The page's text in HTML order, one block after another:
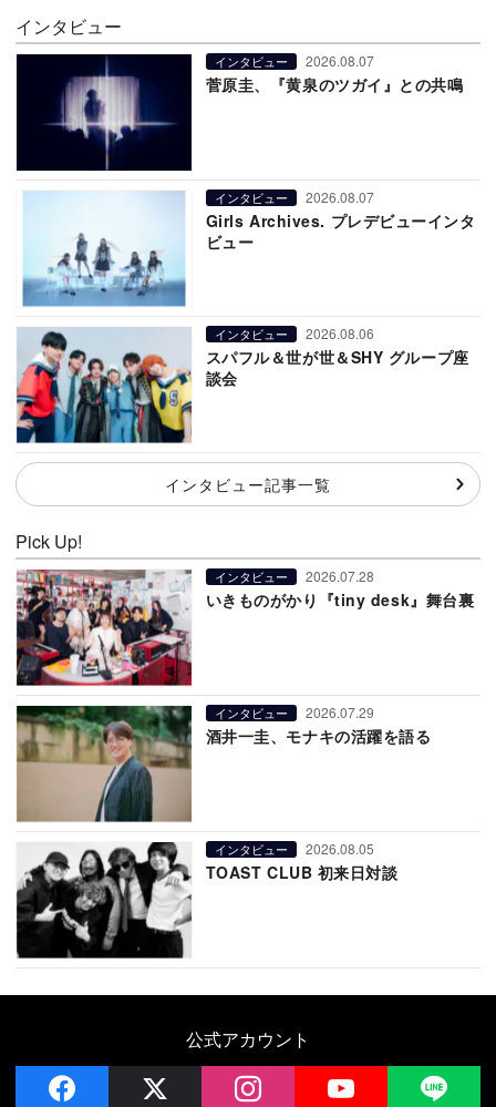
インタビュー
インタビュー 2026.08.07
菅原圭、『黄泉のツガイ』との共鳴
インタビュー 2026.08.07
Girls Archives. プレデビューインタ
ビュー
インタビュー 2026.08.06
スパフル＆世が世＆SHY グループ座
談会
インタビュー記事一覧
Pick Up!
インタビュー 2026.07.28
いきものがかり『tiny desk』舞台裏
インタビュー 2026.07.29
酒井一圭、モナキの活躍を語る
インタビュー 2026.08.05
TOAST CLUB 初来日対談
公式アカウント
facebook instagram YouTube